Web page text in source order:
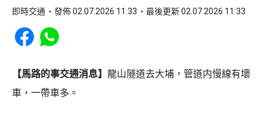
即時交通 發佈 02.07.2026 11:33 最後更新 02.07.2026 11:33
Share to Facebook
Share to WhatsApp
【馬路的事交通消息】 龍山隧道去大埔，管道内慢線有壞
車，一帶車多。